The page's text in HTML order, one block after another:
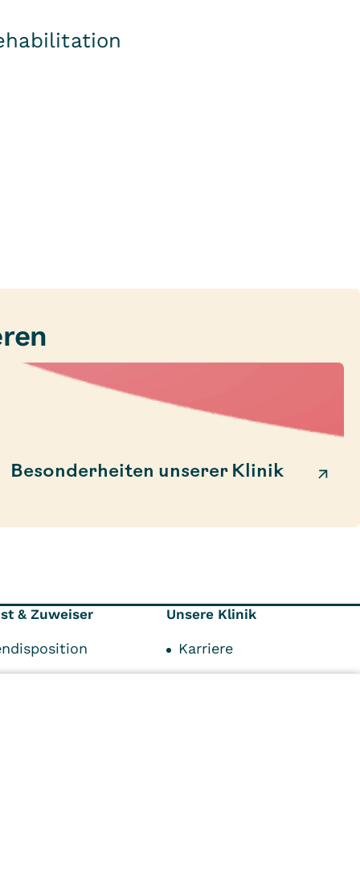
Besonderheiten unserer Klinik
& Zuweiser Unsere Klinik
Karriere
Kontaktformular